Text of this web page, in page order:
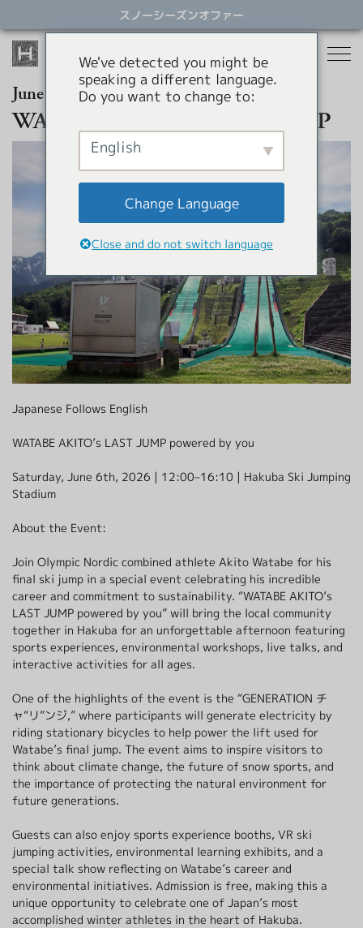
スノーシーズンオファー
SNOW SEASON
宿泊
スノーシーズン
ホテル
貸別荘
アパートメントホテル
贅沢なお食事体験 5選
白馬を楽しむ
レストラン
アクティビティ
パラグライダー
岩岳スウィング
ショッピング
クロスカントリースキー
グリーンシーズン
アクティビティ
ウィンターシーズン
アクティビティ
グリーンシーズン
イベント
ウィンターシーズン
イベント
オファー
コンシェルジュサービス
HHGについて
HHGについて
採用情報
最新情報
日本語
BOOK NOW
June 6th, 2026
WATABE AKITO’s LAST JUMP
Japanese Follows English
WATABE AKITO’s LAST JUMP powered by you
Saturday, June 6th, 2026 | 12:00–16:10 | Hakuba Ski Jumping
Stadium
About the Event:
Join Olympic Nordic combined athlete Akito Watabe for his
final ski jump in a special event celebrating his incredible
career and commitment to sustainability. “WATABE AKITO’s
LAST JUMP powered by you” will bring the local community
together in Hakuba for an unforgettable afternoon featuring
sports experiences, environmental workshops, live talks, and
interactive activities for all ages.
One of the highlights of the event is the “GENERATION チ
ャ“リ”ンジ,” where participants will generate electricity by
riding stationary bicycles to help power the lift used for
Watabe’s final jump. The event aims to inspire visitors to
think about climate change, the future of snow sports, and
the importance of protecting the natural environment for
future generations.
Guests can also enjoy sports experience booths, VR ski
jumping activities, environmental learning exhibits, and a
special talk show reflecting on Watabe’s career and
environmental initiatives. Admission is free, making this a
unique opportunity to celebrate one of Japan’s most
accomplished winter athletes in the heart of Hakuba.
We've detected you might be
speaking a different language.
Do you want to change to:
English
Change Language
Close and do not switch language